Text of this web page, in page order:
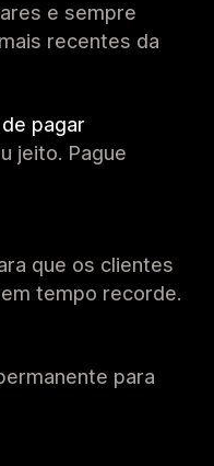
e sempre
recentes da
pagar
jeito. Pague
que os clientes
tempo recorde.
para